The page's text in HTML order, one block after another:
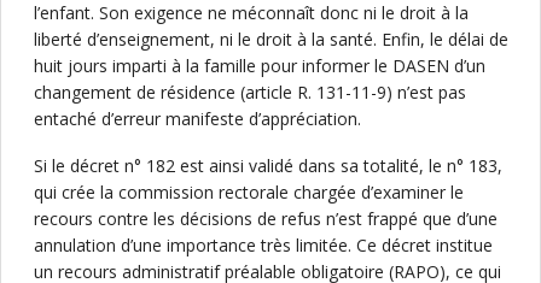
l’enfant. Son exigence ne méconnaît donc ni le droit à la
liberté d’enseignement, ni le droit à la santé. Enfin, le délai de
huit jours imparti à la famille pour informer le DASEN d’un
changement de résidence (article R. 131-11-9) n’est pas
entaché d’erreur manifeste d’appréciation.
Si le décret n° 182 est ainsi validé dans sa totalité, le n° 183,
qui crée la commission rectorale chargée d’examiner le
recours contre les décisions de refus n’est frappé que d’une
annulation d’une importance très limitée. Ce décret institue
un recours administratif préalable obligatoire (RAPO), ce qui